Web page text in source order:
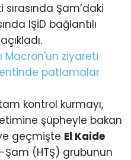
Şam’daki
IŞİD bağlantılı
kontrol kurmayı,
şüpheyle bakan
geçmişte El Kaide
Şam (HTŞ) grubunun